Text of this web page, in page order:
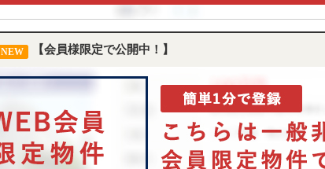
NEW 【会員様限定で公開中！】